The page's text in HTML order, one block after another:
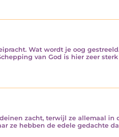
Wat wordt je oog
van God is hier zeer
zacht, terwijl ze allemaal
ze hebben de edele gedachte